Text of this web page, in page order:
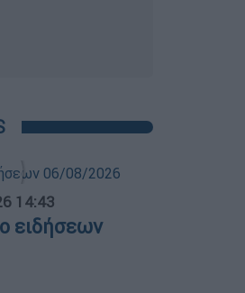
14:43
ειδήσεων